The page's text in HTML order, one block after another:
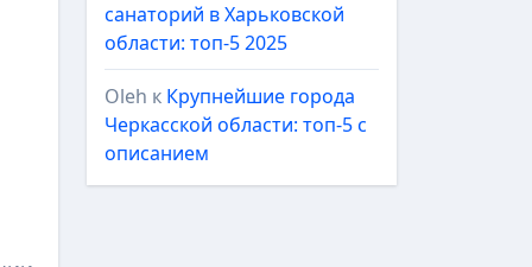
санаторий в Харьковской
области: топ-5 2025
Oleh к Крупнейшие города
Черкасской области: топ-5 с
описанием